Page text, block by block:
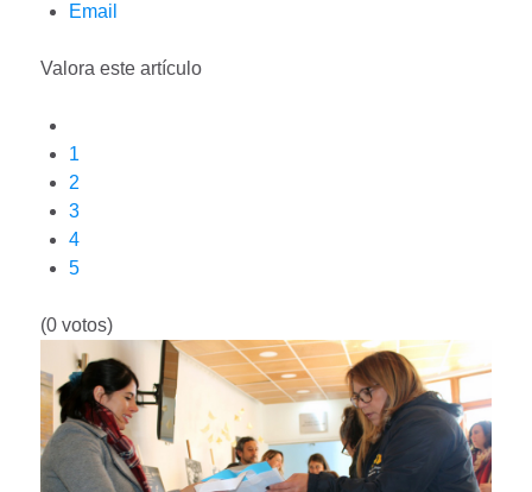
Email
Valora este artículo
1
2
3
4
5
(0 votos)